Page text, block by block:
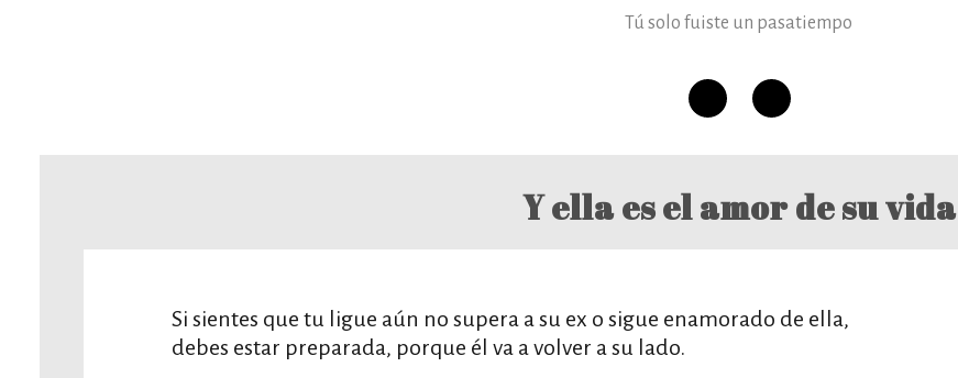
Tú solo fuiste un pasatiempo
Y ella es el amor de su vida
Si sientes que tu ligue aún no supera a su ex o sigue enamorado de ella,
debes estar preparada, porque él va a volver a su lado.